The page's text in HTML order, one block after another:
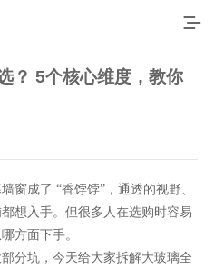
？ 5个核心维度，教你
窗成了 “香饽饽”，通透的视野、
想入手。但很多人在选购时容易
方面下手。
分坑，今天给大家拆解大玻璃全